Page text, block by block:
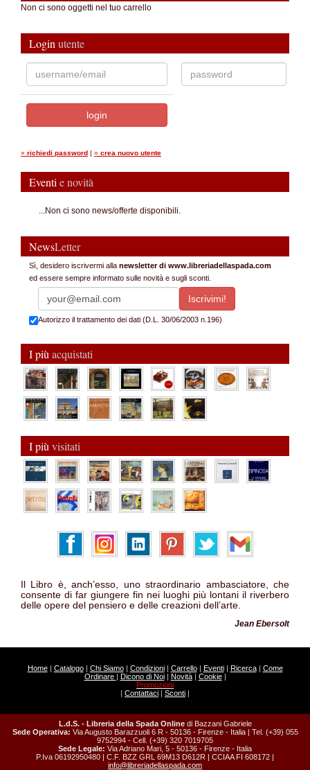
Non ci sono oggetti nel tuo carrello
Login utente
» richiedi password | » crea nuovo utente
Eventi e novità
...Non ci sono news/offerte disponibili.
NewsLetter
Sì, desidero iscrivermi alla newsletter di www.libreriadellaspada.com
ed essere sempre informato sulle novità e sugli sconti.
Autorizzo il trattamento dei dati (D.L. 30/06/2003 n.196)
I più acquistati
I più visitati
Il Libro è, anch’esso, uno straordinario ambasciatore, che
consente di far giungere fin nei luoghi più lontani il riverbero
delle opere del pensiero e delle creazioni dell’arte.
Jean Ebersolt
Home| Catalogo| Chi Siamo| Condizioni| Carrello| Eventi| Ricerca| Come
Ordinare | Dicono di Noi| Novità| Cookie|
Promozioni
| Contattaci | Sconti |
L.d.S. - Libreria della Spada Online di Bazzani Gabriele
Sede Operativa: Via Augusto Barazzuoli 6 R - 50136 - Firenze - Italia | Tel. (+39) 055
9752994 - Cell. (+39) 320 7019705
Sede Legale: Via Adriano Mari, 5 - 50136 - Firenze - Italia
P.Iva 06192950480 | C.F. BZZ GRL 69M13 D612R | CCIAA FI 608172 |
info@libreriadellaspada.com